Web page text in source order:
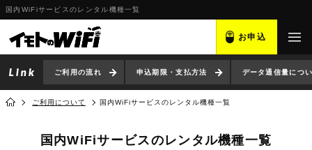
国内WiFiサービスのレンタル機種一覧
お申込
ご利用の流れ 申込期限・支払方法 データ通信量につ
ご利用について 国内WiFiサービスのレンタル機種一覧
国内WiFiサービスのレンタル機種一覧